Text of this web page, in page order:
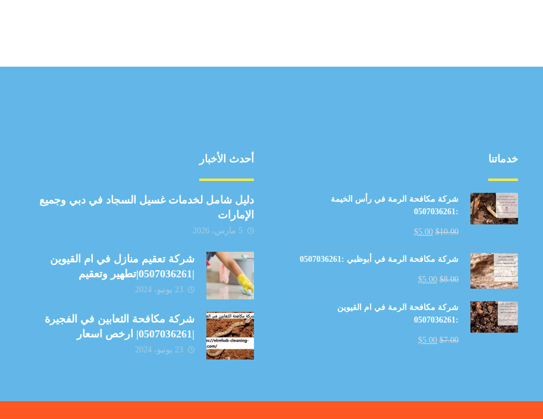
خدماتنا
شركة مكافحة الرمة في رأس الخيمة
:0507036261
$10.00
$5.00
شركة مكافحة الرمة في أبوظبي :0507036261
$8.00
$5.00
شركة مكافحة الرمة في ام القيوين
:0507036261
$7.00
$5.00
أحدث الأخبار
دليل شامل لخدمات غسيل السجاد في دبي وجميع
الإمارات
5 مارس، 2026
شركة تعقيم منازل في ام القيوين
|0507036261|تطهير وتعقيم
23 يونيو، 2024
شركة مكافحة الثعابين في الفجيرة
|0507036261| ارخص اسعار
23 يونيو، 2024